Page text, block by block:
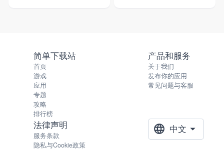
简单下载站
首页
游戏
应用
专题
攻略
排行榜
产品和服务
关于我们
发布你的应用
常见问题与客服
法律声明
服务条款
隐私与Cookie政策
中文